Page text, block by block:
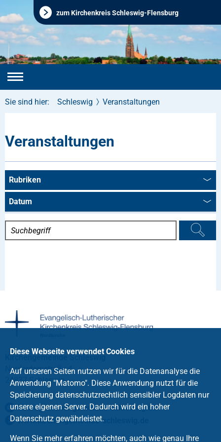
zum Kirchenkreis Schleswig-Flensburg
Sie sind hier: Schleswig Veranstaltungen
Veranstaltungen
Rubriken
Datum
Norderdomstraße 4
24837 Schleswig
buero@kirchengemeinde-schleswig. de
www.kirchengemeinde-schleswig.de
Diese Webseite verwendet Cookies
Auf unseren Seiten nutzen wir für die Datenanalyse die
Anwendung "Matomo". Diese Anwendung nutzt für die
Speicherung datenschutzrechtlich sensibler Logdaten nur
unsere eigenen Server. Dadurch wird ein hoher
Datenschutz gewährleistet.
Wenn Sie mehr erfahren möchten, auch wie genau Ihre